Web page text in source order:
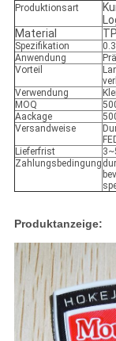
Produktionsart
Material
Spezifikation
Anwendung
Vorteil
Verwendung
MOQ
Aackage
Versandweise
Lieferfrist
Zahlungsbedingung
Produktanzeige: